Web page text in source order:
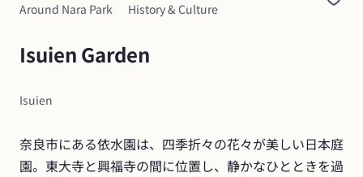
Around Nara Park History & Culture
Isuien Garden
Isuien
奈良市にある依水園は、四季折々の花々が美しい日本庭
園。東大寺と興福寺の間に位置し、静かなひとときを過